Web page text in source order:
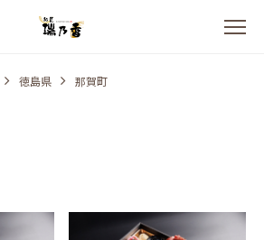
徳島県 那賀町